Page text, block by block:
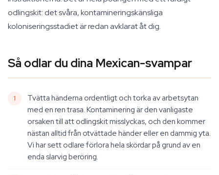
odlingskit: det svåra, kontamineringskänsliga
koloniseringsstadiet är redan avklarat åt dig.
Så odlar du dina Mexican-svampar
Tvätta händerna ordentligt och torka av arbetsytan
med en ren trasa. Kontaminering är den vanligaste
orsaken till att odlingskit misslyckas, och den kommer
nästan alltid från otvättade händer eller en dammig yta.
Vi har sett odlare förlora hela skördar på grund av en
enda slarvig beröring.